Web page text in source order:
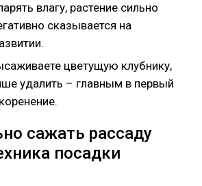
влагу, растение сильно
сказывается на
цветущую клубнику,
удалить – главным в первый
сажать рассаду
посадки